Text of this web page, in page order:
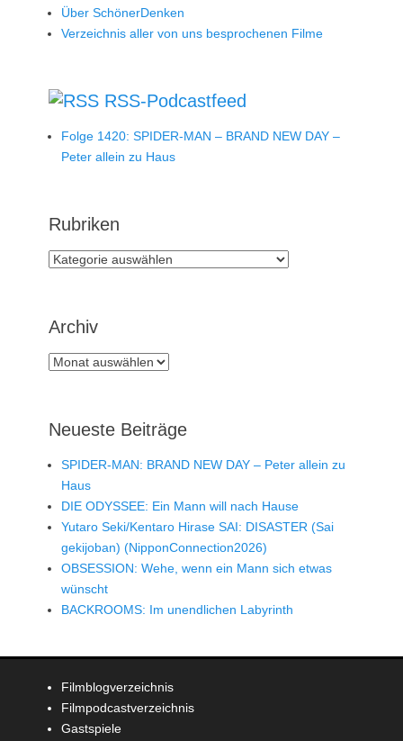
Über SchönerDenken
Verzeichnis aller von uns besprochenen Filme
RSS-Podcastfeed
Folge 1420: SPIDER-MAN – BRAND NEW DAY –
Peter allein zu Haus
Rubriken
Rubriken
Archiv
Archiv
Neueste Beiträge
SPIDER-MAN: BRAND NEW DAY – Peter allein zu
Haus
DIE ODYSSEE: Ein Mann will nach Hause
Yutaro Seki/Kentaro Hirase SAI: DISASTER (Sai
gekijoban) (NipponConnection2026)
OBSESSION: Wehe, wenn ein Mann sich etwas
wünscht
BACKROOMS: Im unendlichen Labyrinth
Filmblogverzeichnis
Filmpodcastverzeichnis
Gastspiele